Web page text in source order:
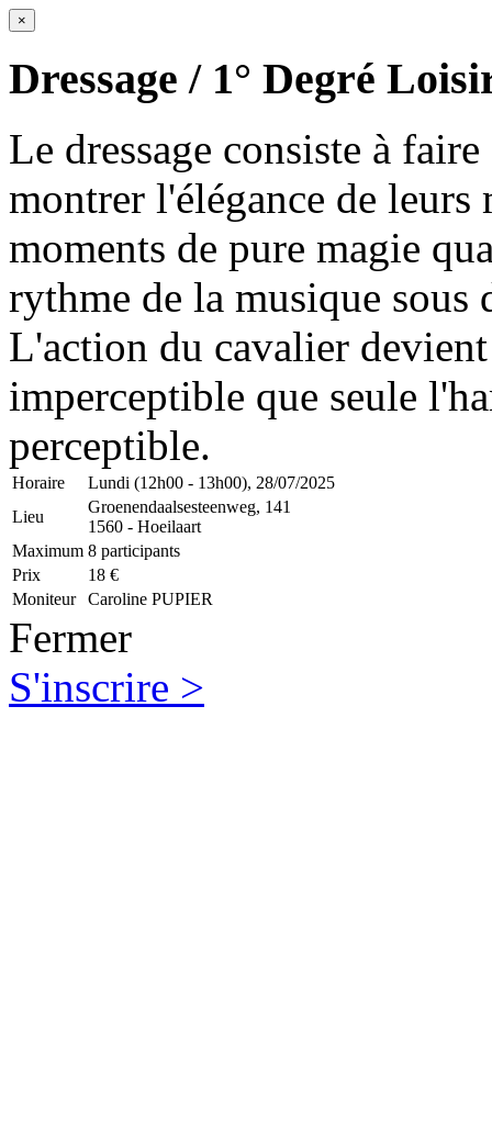
×
Dressage / 1° Degré
Le dressage consiste à
montrer l'élégance de leurs
moments de pure magie
rythme de la musique
L'action du cavalier
imperceptible que seule
perceptible.
Horaire
Lundi (12h00 - 13h00), 28/07/2025
Lieu
Groenendaalsesteenweg, 141
1560 - Hoeilaart
Maximum 8 participants
Prix
18 €
Moniteur
Caroline PUPIER
Fermer
S'inscrire >